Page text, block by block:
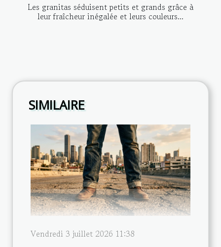
Les granitas séduisent petits et grands grâce à
leur fraîcheur inégalée et leurs couleurs...
SIMILAIRE
Vendredi 3 juillet 2026 11:38